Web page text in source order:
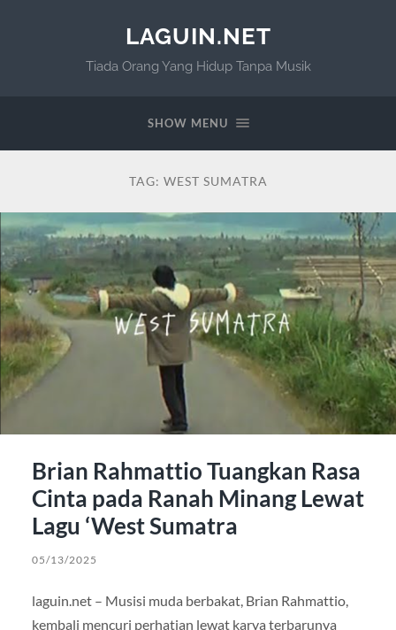
LAGUIN.NET
Tiada Orang Yang Hidup Tanpa Musik
SHOW MENU
TAG: WEST SUMATRA
Brian Rahmattio Tuangkan Rasa
Cinta pada Ranah Minang Lewat
Lagu ‘West Sumatra
05/13/2025
laguin.net – Musisi muda berbakat, Brian Rahmattio,
kembali mencuri perhatian lewat karya terbarunya